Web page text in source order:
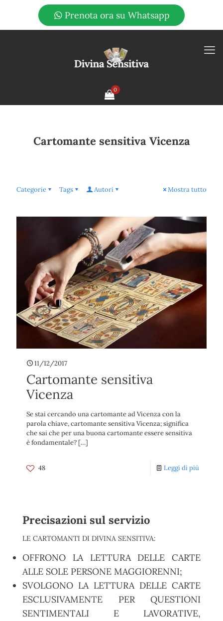
Prenota ora su Whatsapp
0
Cartomante sensitiva Vicenza
Categorie Tags Autori Mostra tutto
11/12/2017
Cartomante sensitiva
Vicenza
Se stai cercando una cartomante ad Vicenza con la
parola chiave, cartomante sensitiva Vicenza; significa
che sai che per una buona cartomante essere sensitiva
è fondamentale? […]
48 Leggi di più
Precisazioni sul servizio
LE CARTOMANTI DI DIVINA SENSITIVA:
OFFRONO LA LETTURA DELLE CARTE
ALLE SOLE PERSONE MAGGIORENNI;
SVOLGONO LA LETTURA DELLE CARTE
ESCLUSIVAMENTE PER QUESTIONI
SENTIMENTALI E LAVORATIVE,